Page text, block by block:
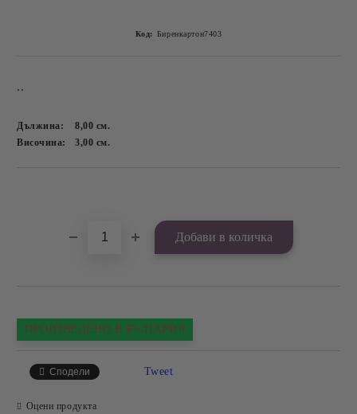
Код: Биренкартон7403
..
Дължина: 8,00 см.
Височина:
3,00 см.
ПРОИЗВЕДЕНО В БЪЛГАРИЯ
Сподели Tweet
Оцени продукта